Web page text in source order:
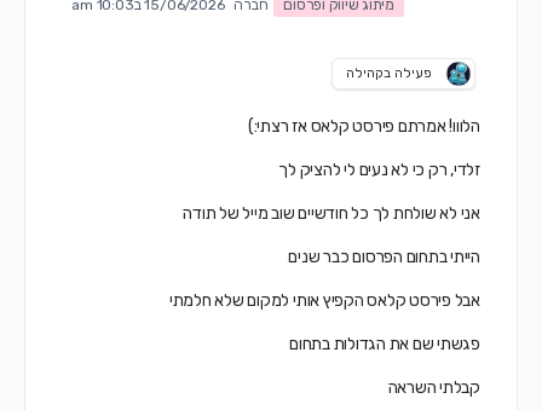
מיתוג שיווק ופרסום חברה 15/06/2026 ב10:03 am
פעילה בקהילה
הלווו! אמרתם פירסט קלאס אז רצתי:)
זלדי, רק כי לא נעים לי להציק לך
אני לא שולחת לך כל חודשיים שוב מייל של תודה
הייתי בתחום הפרסום כבר שנים
אבל פירסט קלאס הקפיץ אותי למקום שלא חלמתי
פגשתי שם את הגדולות בתחום
קבלתי השראה